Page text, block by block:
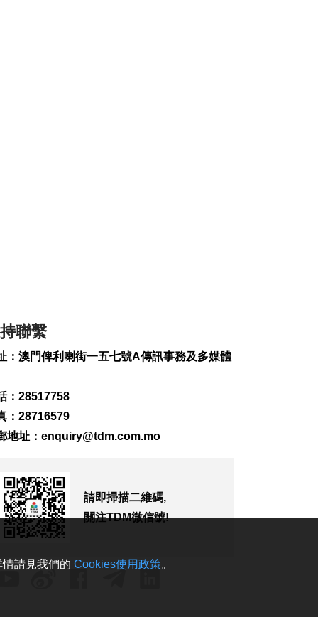
375
0
181
2026-08-08 10:32
156
0
冀建設性合作
2026-08-08 10:23
“白海豚”料最快明晚
聯繫
：澳門俾利喇街一五七號A傳訊事務及多媒體
：28517758
：28716579
地址： enquiry@tdm.com.mo
請即掃描二維碼,
關注TDM微信號!
請見我們的 Cookies使用政策。